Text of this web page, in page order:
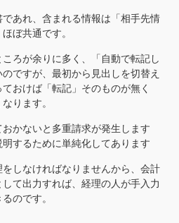
あれ、含まれる情報は「相手先情
ぼ共通です。
ろが余りに多く、「自動で転記し
ですが、最初から見出しを切替え
おけば「転記」そのものが無く
ります。
かないと多重請求が発生します
するために単純化してあります
しなければなりませんから、会計
て出力すれば、経理の人が手入力
のです。